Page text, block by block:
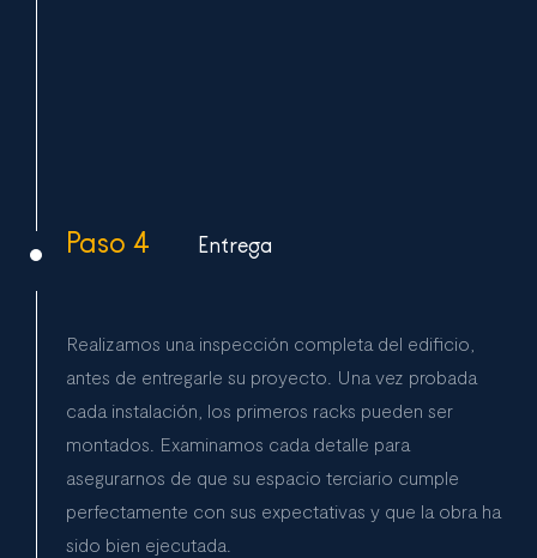
Paso 4 Entrega
Realizamos una inspección completa del edificio,
antes de entregarle su proyecto. Una vez probada
cada instalación, los primeros racks pueden ser
montados. Examinamos cada detalle para
asegurarnos de que su espacio terciario cumple
perfectamente con sus expectativas y que la obra ha
sido bien ejecutada.